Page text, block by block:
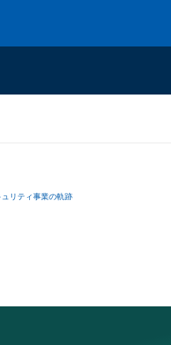
ュリティ事業の軌跡